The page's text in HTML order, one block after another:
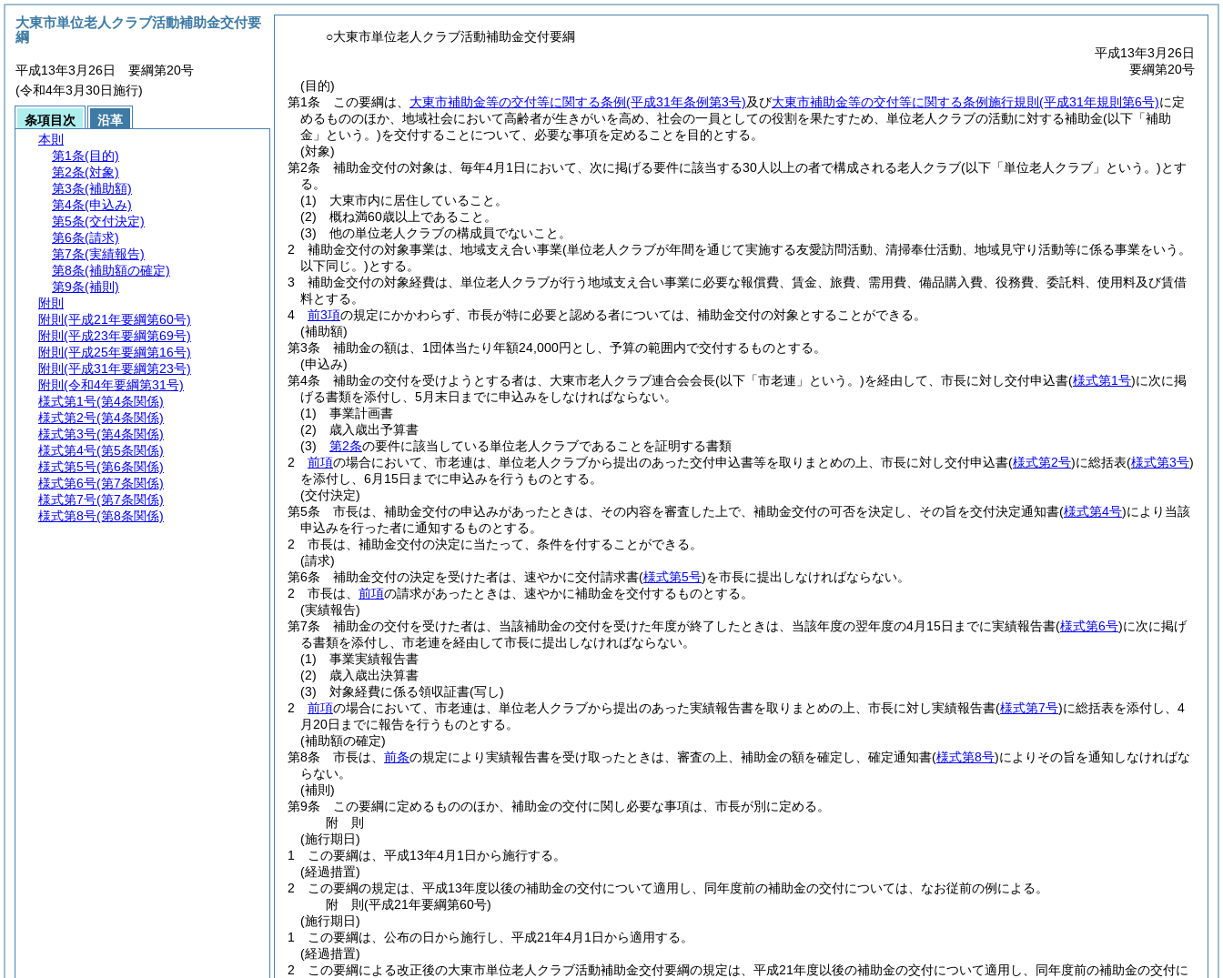
○大東市単位老人クラブ活動補助金交付要綱
平成13年3月26日
要綱第20号
(目的)
第1条
この要綱は、 大東市補助金等の交付等に関する条例(平成31年条例第3号)及び大東市補助金等の交付等に関する条例施行規則 (平成31年規則第6号)に定
めるもののほか、地域社会において高齢者が生きがいを高め、社会の一員としての役割を果たすため、単位老人クラブの活動に対する補助金(以下「補助
金」という。)を交付することについて、必要な事項を定めることを目的とする。
(対象)
第2条
補助金交付の対象は、毎年4月1日において、次に掲げる要件に該当する30人以上の者で構成される老人クラブ(以下「単位老人クラブ」という。)とす
る。
(1)
大東市内に居住していること。
(2)
概ね満60歳以上であること。
(3)
他の単位老人クラブの構成員でないこと。
2
補助金交付の対象事業は、地域支え合い事業(単位老人クラブが年間を通じて実施する友愛訪問活動、清掃奉仕活動、地域見守り活動等に係る事業をいう。
以下同じ。)とする。
3
補助金交付の対象経費は、単位老人クラブが行う地域支え合い事業に必要な報償費、賃金、旅費、需用費、備品購入費、役務費、委託料、使用料及び賃借
料とする。
4
前3項の規定にかかわらず、市長が特に必要と認める者については、補助金交付の対象とすることができる。
(補助額)
第3条
補助金の額は、1団体当たり年額24,000円とし、予算の範囲内で交付するものとする。
(申込み)
第4条
補助金の交付を受けようとする者は、大東市老人クラブ連合会会長(以下「市老連」という。)を経由して、市長に対し交付申込書(様式第1号)に次に掲
げる書類を添付し、5月末日までに申込みをしなければならない。
(1)
事業計画書
(2)
歳入歳出予算書
(3)
第2条の要件に該当している単位老人クラブであることを証明する書類
2
前項の場合において、市老連は、単位老人クラブから提出のあった交付申込書等を取りまとめの上、市長に対し交付申込書(様式第2号)に総括表(様式第3号)
を添付し、6月15日までに申込みを行うものとする。
(交付決定)
第5条
市長は、補助金交付の申込みがあったときは、その内容を審査した上で、補助金交付の可否を決定し、その旨を交付決定通知書(様式第4号)により当該
申込みを行った者に通知するものとする。
2
市長は、補助金交付の決定に当たって、条件を付することができる。
(請求)
第6条
補助金交付の決定を受けた者は、速やかに交付請求書(様式第5号)を市長に提出しなければならない。
2
市長は、 前項の請求があったときは、速やかに補助金を交付するものとする。
(実績報告)
第7条
補助金の交付を受けた者は、当該補助金の交付を受けた年度が終了したときは、当該年度の翌年度の4月15日までに実績報告書(様式第6号)に次に掲げ
る書類を添付し、市老連を経由して市長に提出しなければならない。
(1)
事業実績報告書
(2)
歳入歳出決算書
(3)
対象経費に係る領収証書(写し)
2
前項の場合において、市老連は、単位老人クラブから提出のあった実績報告書を取りまとめの上、市長に対し実績報告書(様式第7号)に総括表を添付し、4
月20日までに報告を行うものとする。
(補助額の確定)
第8条
市長は、 前条の規定により実績報告書を受け取ったときは、審査の上、補助金の額を確定し、確定通知書(様式第8号)によりその旨を通知しなければな
らない。
(補則)
第9条
この要綱に定めるもののほか、補助金の交付に関し必要な事項は、市長が別に定める。
附 則
(施行期日)
1
この要綱は、平成13年4月1日から施行する。
(経過措置)
2
この要綱の規定は、平成13年度以後の補助金の交付について適用し、同年度前の補助金の交付については、なお従前の例による。
附 則(平成21年要綱第60号)
(施行期日)
1
この要綱は、公布の日から施行し、平成21年4月1日から適用する。
(経過措置)
2
この要綱による改正後の大東市単位老人クラブ活動補助金交付要綱の規定は、平成21年度以後の補助金の交付について適用し、同年度前の補助金の交付に
大東市単位老人クラブ活動補助金交付要
綱
平成13年3月26日 要綱第20号
(令和4年3月30日施行)
条項目次
沿革
本則
第1条(目的)
第2条(対象)
第3条(補助額)
第4条(申込み)
第5条(交付決定)
第6条(請求)
第7条(実績報告)
第8条(補助額の確定)
第9条(補則)
附則
附則 (平成21年要綱第60号)
附則 (平成23年要綱第69号)
附則 (平成25年要綱第16号)
附則 (平成31年要綱第23号)
附則 (令和4年要綱第31号)
様式第1号(第4条関係)
様式第2号(第4条関係)
様式第3号(第4条関係)
様式第4号(第5条関係)
様式第5号(第6条関係)
様式第6号(第7条関係)
様式第7号(第7条関係)
様式第8号(第8条関係)